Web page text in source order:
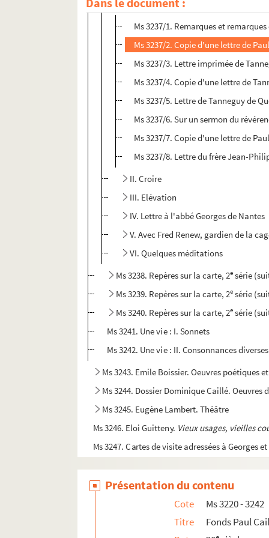
I. Recherches sur les origines du
Ms 3237/1. Remarques et
Ms 3237/2. Copie d'une lettre de
Ms 3237/3. Lettre imprimée de
Ms 3237/4. Copie d'une lettre de
Ms 3237/5. Lettre de Tanneguy de
Ms 3237/6. Sur un sermon du
Ms 3237/7. Copie d'une lettre de
Ms 3237/8. Lettre du frère Jean-
II. Croire
III. Elévation
IV. Lettre à l'abbé Georges de Nantes
V. Avec Fred Renew, gardien de la
VI. Quelques méditations
Ms 3238. Repères sur la carte, 2e série
Ms 3239. Repères sur la carte, 2e série
Ms 3240. Repères sur la carte, 2e série
Ms 3241. Une vie : I. Sonnets
Ms 3242. Une vie : II. Consonnances diverses
Ms 3243. Emile Boissier. Oeuvres poétiques
Ms 3244. Dossier Dominique Caillé. Oeuvres
Ms 3245. Eugène Lambert. Théâtre
Ms 3246. Eloi Guitteny. Vieux usages, vieilles
Ms 3247. Cartes de visite adressées à Georges
Ms 3249. Correspondance d'écrivains
Ms 3250. Pièces relatives à la religion
Ms 3251. Textes d'écrivains des XIX et XX e
Présentation du contenu
Cote
Ms 3220 - 3242
Titre
Fonds Paul